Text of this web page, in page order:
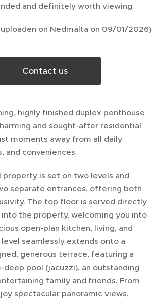
and definitely worth viewing.
on Nedmalta on 09/01/2026)
Contact us
highly finished duplex penthouse
and sought-after residential
moments away from all daily
and conveniences.
property is set on two levels and
separate entrances, offering both
The top floor is served directly
the property, welcoming you into
open-plan kitchen, living, and
level seamlessly extends onto a
generous terrace, featuring a
pool (jacuzzi), an outstanding
family and friends. From
spectacular panoramic views,